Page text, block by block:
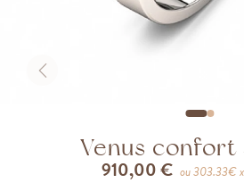
Venus confort
910,00 € ou303.33€